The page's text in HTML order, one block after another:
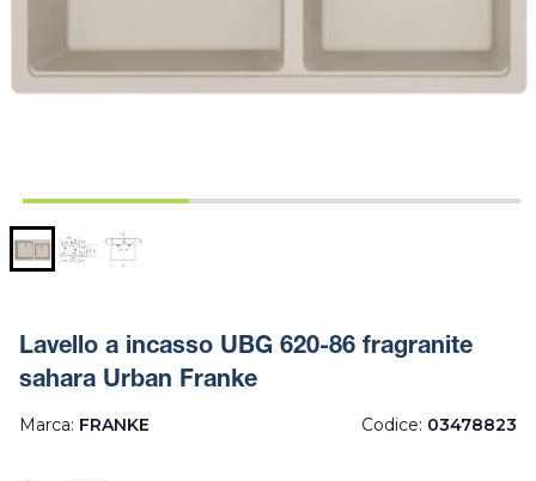
Lavello a incasso UBG 620-86 fragranite
sahara Urban Franke
Marca: FRANKE Codice: 03478823